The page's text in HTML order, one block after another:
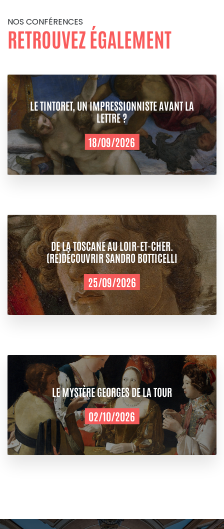
NOS CONFÉRENCES
RETROUVEZ ÉGALEMENT
LE TINTORET, UN IMPRESSIONNISTE AVANT LA
LETTRE ?
18/09/2026
DE LA TOSCANE AU LOIR-ET-CHER.
(RE)DÉCOUVRIR SANDRO BOTTICELLI
25/09/2026
LE MYSTÈRE GEORGES DE LA TOUR
02/10/2026